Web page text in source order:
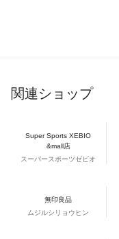
関連ショップ
Super Sports XEBIO
&mall店
スーパースポーツゼビオ
無印良品
ムジルシリョウヒン